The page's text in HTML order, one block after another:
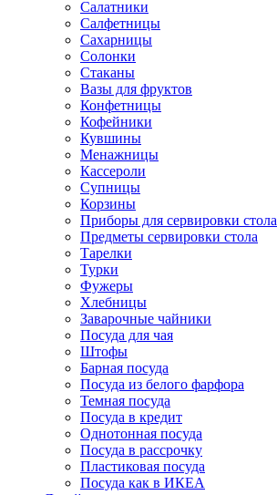
Салатники
Салфетницы
Сахарницы
Солонки
Стаканы
Вазы для фруктов
Конфетницы
Кофейники
Кувшины
Менажницы
Кассероли
Супницы
Корзины
Приборы для сервировки стола
Предметы сервировки стола
Тарелки
Турки
Фужеры
Хлебницы
Заварочные чайники
Посуда для чая
Штофы
Барная посуда
Посуда из белого фарфора
Темная посуда
Посуда в кредит
Однотонная посуда
Посуда в рассрочку
Пластиковая посуда
Посуда как в ИКЕА